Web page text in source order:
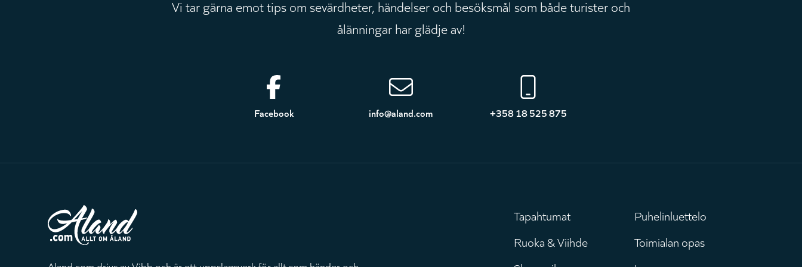
Vi tar gärna emot tips om sevärdheter, händelser och besöksmål som både turister och
ålänningar har glädje av!
Facebook info@aland.com +358 18 525 875
Huvudmeny
Tapahtumat
Ruoka & Viihde
Puhelinluettelo
Toimialan opas